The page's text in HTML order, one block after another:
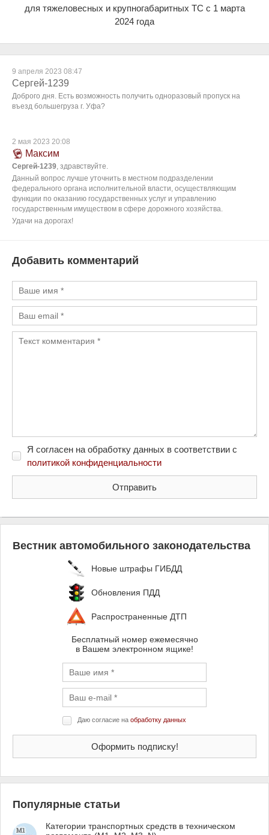
для тяжеловесных и крупногабаритных ТС с 1 марта
2024 года
9 апреля 2023 08:47
Сергей-1239
Доброго дня. Есть возможность получить одноразовый пропуск на
въезд большегруза г. Уфа?
2 мая 2023 20:08
Максим
Сергей-1239, здравствуйте.
Данный вопрос лучше уточнить в местном подразделении
федерального органа исполнительной власти, осуществляющим
функции по оказанию государственных услуг и управлению
государственным имуществом в сфере дорожного хозяйства.
Удачи на дорогах!
Добавить комментарий
Я согласен на обработку данных в соответствии с
политикой конфиденциальности
Вестник автомобильного законодательства
Новые штрафы ГИБДД
Обновления ПДД
Распространенные ДТП
Бесплатный номер ежемесячно
в Вашем электронном ящике!
Даю согласие на обработку данных
Популярные статьи
Категории транспортных средств в техническом